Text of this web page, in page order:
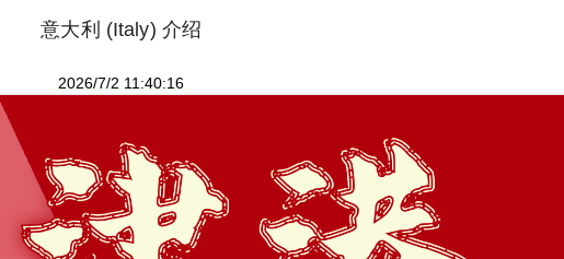
意大利 (Italy) 介绍
2026/7/2 11:40:16